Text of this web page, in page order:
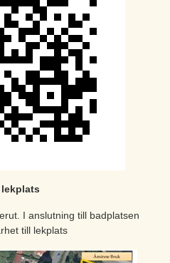
I anslutning till badplatsen
till lekplats